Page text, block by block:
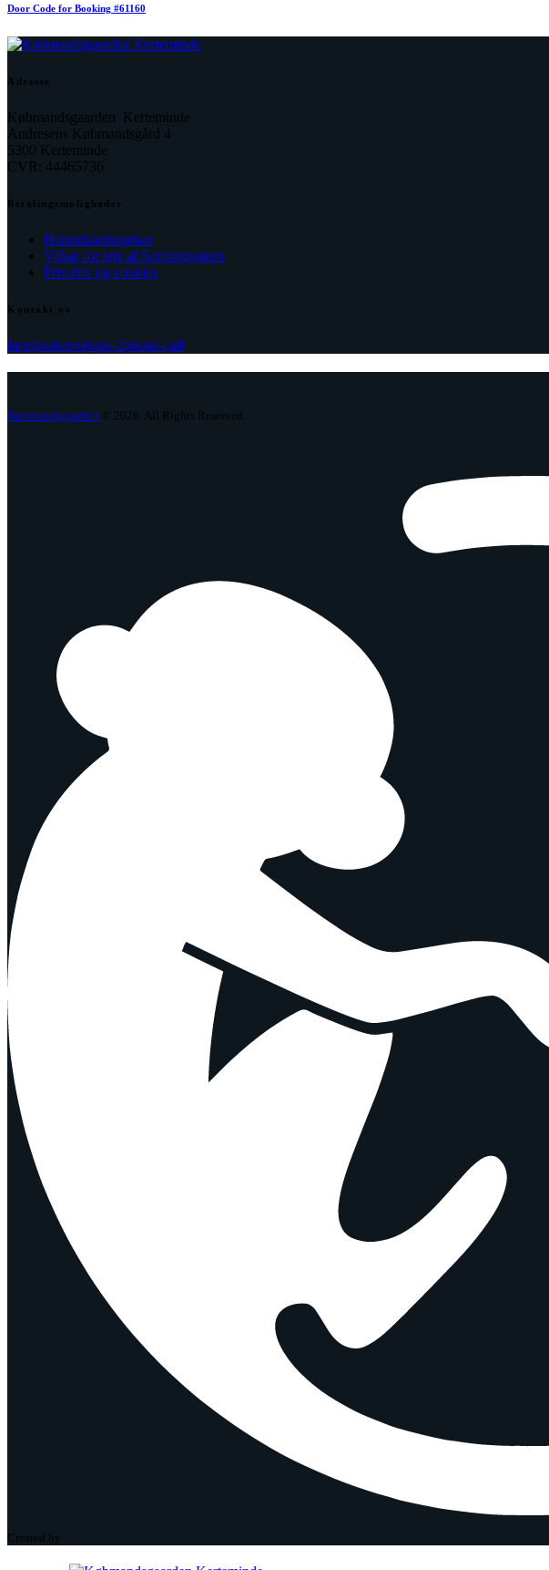
Door Code for Booking #61160
Adresse
Købmandsgaarden Kerteminde
Andresens Købmandsgård 4
5300 Kerteminde
CVR: 44465736
Betalingsmuligheder
Handelsbetingelser
Vilkår for leje af Samlingsstuen
Privatliv og cookies
Kontakt os
facebookenvelope-2phone-call
Købmandsgaarden © 2026. All Rights Reserved.
Created by